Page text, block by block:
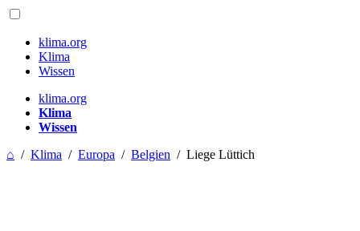
klima.org
Klima
Wissen
klima.org
Klima
Wissen
⌂ / Klima / Europa / Belgien / Liege Lüttich